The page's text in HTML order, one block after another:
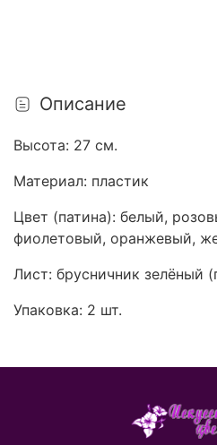
Описание
Высота: 27 см.
Материал: пластик
Цвет (патина): белый,
фиолетовый, оранжевый,
Лист: брусничник зелёный
Упаковка: 2 шт.